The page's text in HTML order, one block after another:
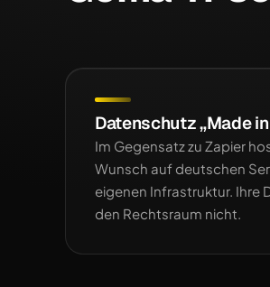
Datenschutz „Made in
Im Gegensatz zu Zapier
Wunsch auf deutschen
eigenen Infrastruktur. Ihre
den Rechtsraum nicht.